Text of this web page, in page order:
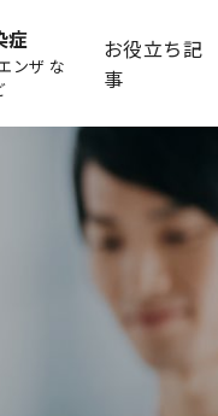
症
ンザ な
お役立ち記
事